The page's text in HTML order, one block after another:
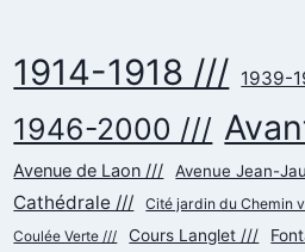
1914-1918 /// 1939-
1946-2000 ///
Avenue de Laon /// Avenue Jean-
Cathédrale /// Cité jardin du Chemin
Coulée Verte /// Cours Langlet ///